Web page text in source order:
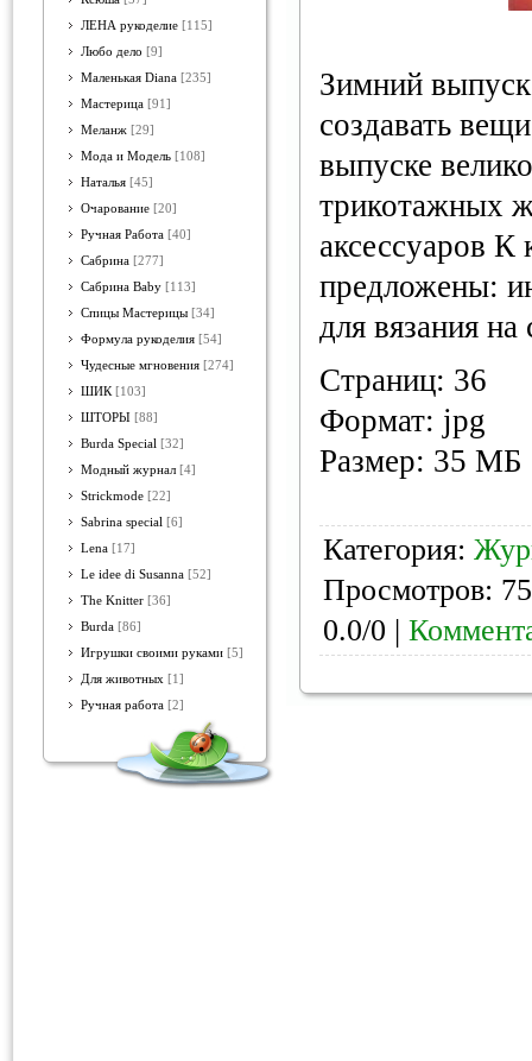
ЛЕНА рукоделие [115]
Любо дело [9]
Маленькая Diana [235]
Мастерица [91]
Меланж [29]
Мода и Модель [108]
Наталья [45]
Очарование [20]
Ручная Работа [40]
Сабрина [277]
Сабрина Baby [113]
Спицы Мастерицы [34]
Формула рукоделия [54]
Чудесные мгновения [274]
ШИК [103]
ШТОРЫ [88]
Burda Special [32]
Модный журнал [4]
Strickmode [22]
Sabrina special [6]
Lena [17]
Le idee di Susanna [52]
The Knitter [36]
Burda [86]
Игрушки своими руками [5]
Для животных [1]
Ручная работа [2]
Зимний
создавать
выпуске
трикотажных
аксессуаров
предложены:
для вязания
Cтраниц: 36
Формат: jpg
Размер: 35 МБ
Категория:
Просмотров:
0.0/0 |